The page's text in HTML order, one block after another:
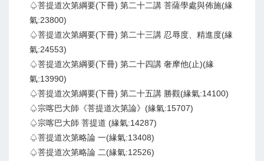
♤菩提道次第綱要(下冊) 第二十二講 菩薩學處與佈施(緣
氣:23800)
♤菩提道次第綱要(下冊) 第二十三講 忍辱度、精進度(緣
氣:24553)
♤菩提道次第綱要(下冊) 第二十四講 奢摩他(止)(緣
氣:13990)
♤菩提道次第綱要(下冊) 第二十五講 勝觀(緣氣:14100)
♤宗喀巴大師《菩提道次第論》(緣氣:15707)
♤宗喀巴大師 菩提道 (緣氣:14287)
♤菩提道次第略論 一(緣氣:13408)
♤菩提道次第略論 二(緣氣:12526)